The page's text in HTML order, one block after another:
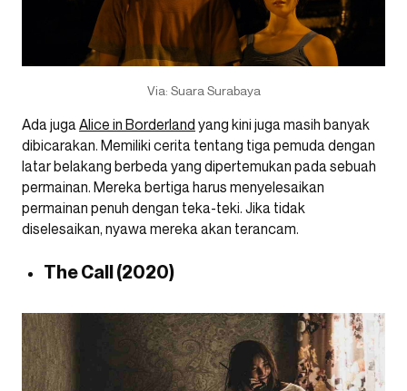
Via: Suara Surabaya
Ada jugaAlice in Borderland yang kini juga masih banyak
dibicarakan. Memiliki cerita tentang tiga pemuda dengan
latar belakang berbeda yang dipertemukan pada sebuah
permainan. Mereka bertiga harus menyelesaikan
permainan penuh dengan teka-teki. Jika tidak
diselesaikan, nyawa mereka akan terancam.
The Call (2020)